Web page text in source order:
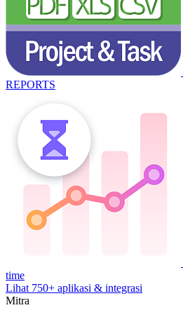
REPORTS
time
Lihat 750+ aplikasi & integrasi
Mitra